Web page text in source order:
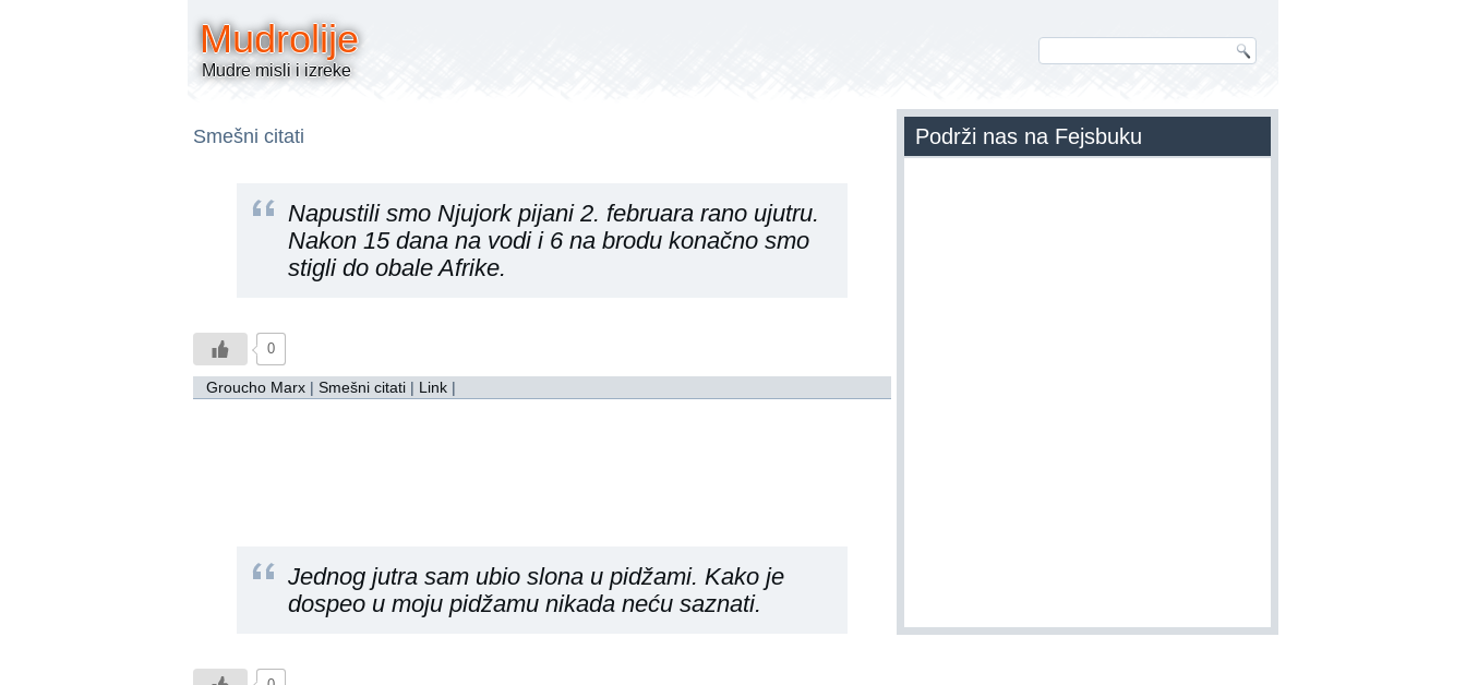
Mudrolije
Mudre misli i izreke
Smešni citati
Napustili smo Njujork pijani 2. februara rano ujutru.
Nakon 15 dana na vodi i 6 na brodu konačno smo
stigli do obale Afrike.
0
Groucho Marx | Smešni citati | Link |
Jednog jutra sam ubio slona u pidžami. Kako je
dospeo u moju pidžamu nikada neću saznati.
Podrži nas na Fejsbuku